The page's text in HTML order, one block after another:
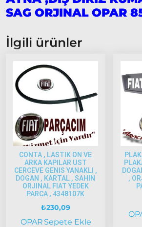
Tipo
Uno
Tempra
Fullback
Palio
Palio
1997-
2002
Palio
2002-
2005
Palio
2005
Model
Scudo
SAG ORJINAL OPAR
İlgili ürünler
CONTA , LASTIK ON VE
ARKA KAPILAR UST
CERCEVE GENIS YANAKLI ,
DOGAN , KARTAL , SAHIN
ORJINAL FIAT YEDEK
PARCA , 4348107K
₺230,09
OPAR Sepete Ekle
,